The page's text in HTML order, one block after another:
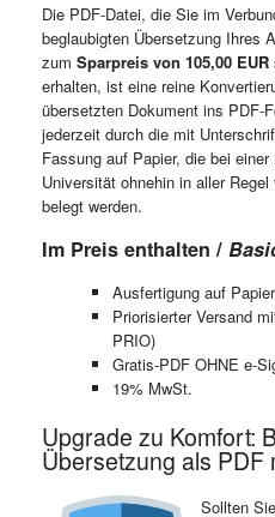
Die PDF-Datei, die Sie im
beglaubigten Übersetzung Ihres
zum Sparpreis von 105,00 EUR
erhalten, ist eine reine
übersetzten Dokument ins PDF-
jederzeit durch die mit
Fassung auf Papier, die bei
Universität ohnehin in aller
belegt werden.
Im Preis enthalten /
Ausfertigung auf Papier
Priorisierter Versand
PRIO)
Gratis-PDF OHNE e-
19% MwSt.
Upgrade zu Komfort:
Übersetzung als PDF
Sollten